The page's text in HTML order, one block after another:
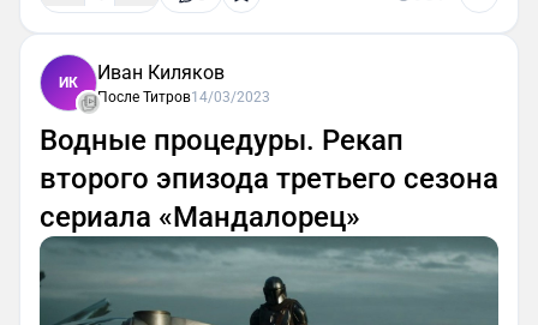
ИК Иван Киляков
После Титров14/03/2023
Водные процедуры. Рекап
второго эпизода третьего сезона
сериала «Мандалорец»